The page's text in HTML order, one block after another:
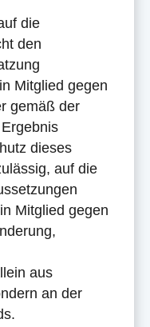
die
den
Mitglied gegen
gemäß der
dieses
auf die
Mitglied gegen
aus
an der